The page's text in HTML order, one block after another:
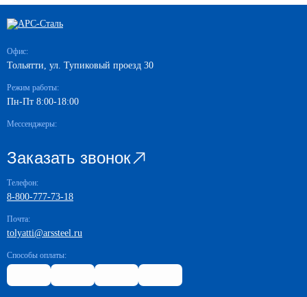
Офис:
Тольятти, ул. Тупиковый проезд 30
Режим работы:
Пн-Пт 8:00-18:00
Мессенджеры:
Заказать звонок
Телефон:
8-800-777-73-18
Почта:
tolyatti@arssteel.ru
Способы оплаты: